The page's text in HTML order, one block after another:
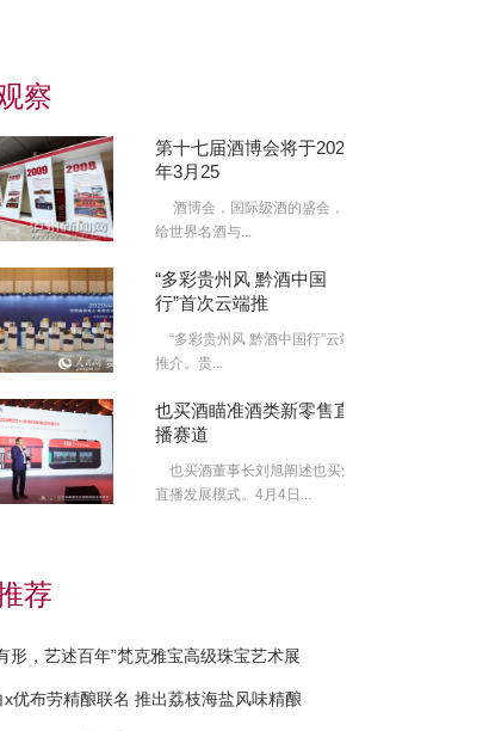
察
第十七届酒博会将于2022
年3月25
酒博会，国际级酒的盛会，
给世界名酒与...
“多彩贵州风 黔酒中国
行”首次云端推
“多彩贵州风 黔酒中国行”云端
推介。贵...
也买酒瞄准酒类新零售直
播赛道
也买酒董事长刘旭阐述也买酒
直播发展模式。4月4日...
荐
形，艺述百年”梵克雅宝高级珠宝艺术展
x优布劳精酿联名 推出荔枝海盐风味精酿